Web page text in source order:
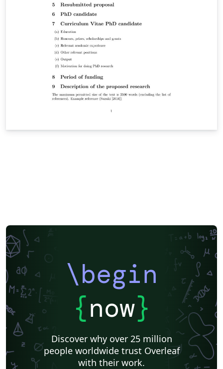
\begin
{now}
Discover why over 25 million
people worldwide trust Overleaf
with their work.